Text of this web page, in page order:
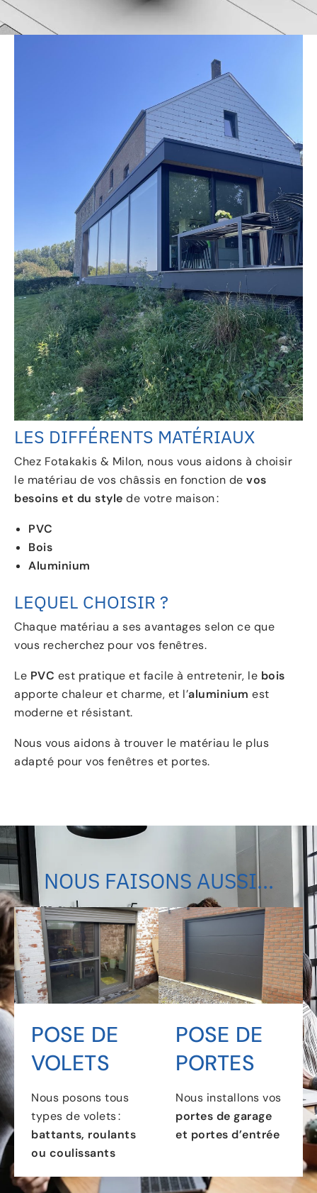
LES DIFFÉRENTS MATÉRIAUX
Chez Fotakakis & Milon, nous vous aidons à choisir
le matériau de vos châssis en fonction de vos
besoins et du style de votre maison :
PVC
Bois
Aluminium
LEQUEL CHOISIR ?
Chaque matériau a ses avantages selon ce que
vous recherchez pour vos fenêtres.
Le PVC est pratique et facile à entretenir, le bois
apporte chaleur et charme, et l’aluminium est
moderne et résistant.
Nous vous aidons à trouver le matériau le plus
adapté pour vos fenêtres et portes.
NOUS FAISONS AUSSI...
POSE DE
VOLETS
Nous posons tous
types de volets :
battants, roulants
ou coulissants
POSE DE
PORTES
Nous installons vos
portes de garage
et portes d’entrée